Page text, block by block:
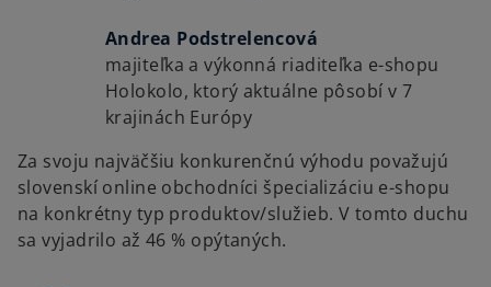
Andrea Podstrelencová
majiteľka a výkonná riaditeľka e-shopu
Holokolo, ktorý aktuálne pôsobí v 7
krajinách Európy
Za svoju najväčšiu konkurenčnú výhodu považujú
slovenskí online obchodníci špecializáciu e-shopu
na konkrétny typ produktov/služieb. V tomto duchu
sa vyjadrilo až 46 % opýtaných.